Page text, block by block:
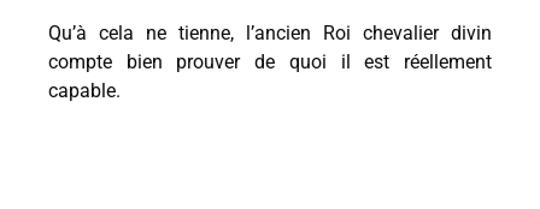
Qu’à cela ne tienne, l’ancien Roi chevalier divin
compte bien prouver de quoi il est réellement
capable.